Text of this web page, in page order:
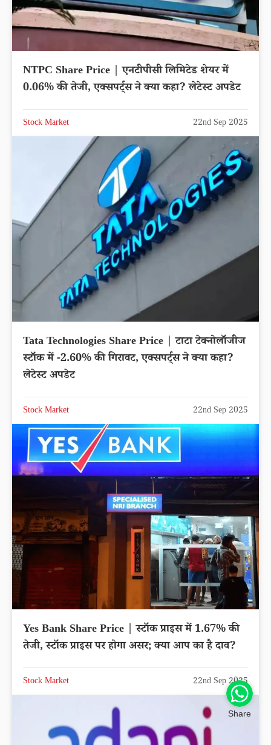
NTPC Share Price | एनटीपीसी लिमिटेड शेयर में
0.06% की तेजी, एक्सपर्ट्स ने क्या कहा? लेटेस्ट अपडेट
Stock Market 22nd Sep 2025
Tata Technologies Share Price | टाटा टेक्नोलॉजीज
स्टॉक में -2.60% की गिरावट, एक्सपर्ट्स ने क्या कहा?
लेटेस्ट अपडेट
Stock Market 22nd Sep 2025
Yes Bank Share Price | स्टॉक प्राइस में 1.67% की
तेजी, स्टॉक प्राइस पर होगा असर; क्या आप का है दाव?
Stock Market 22nd Sep 2025
Share